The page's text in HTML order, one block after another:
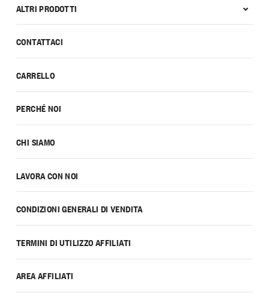
CONTATTACI
CARRELLO
PERCHÉ NOI
CHI SIAMO
LAVORA CON NOI
CONDIZIONI GENERALI DI VENDITA
TERMINI DI UTILIZZO AFFILIATI
AREA AFFILIATI
ALTRI PRODOTTI